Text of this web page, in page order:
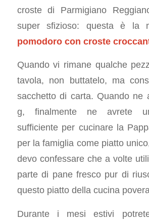
croste di Parmigiano
super sfizioso: questa è la
pomodoro con croste
Quando vi rimane qualche
tavola, non buttatelo, ma
sacchetto di carta. Quando ne
g, finalmente ne avrete
sufficiente per cucinare la
per la famiglia come piatto
devo confessare che a volte
parte di pane fresco pur di
questo piatto della cucina
Durante i mesi estivi